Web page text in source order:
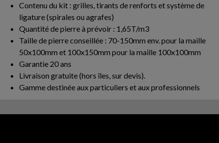
Contenu du kit : grilles, tirants de renforts et système de
ligature (spirales ou agrafes)
Quantité de pierre à prévoir : 1,65T/m3
Taille de pierre conseillée : 70-150mm env. pour la maille
50x100mm et 100x150mm pour la maille 100x100mm
Garantie 20 ans
Livraison gratuite (hors îles, sur devis).
Gamme destinée aux particuliers et aux professionnels